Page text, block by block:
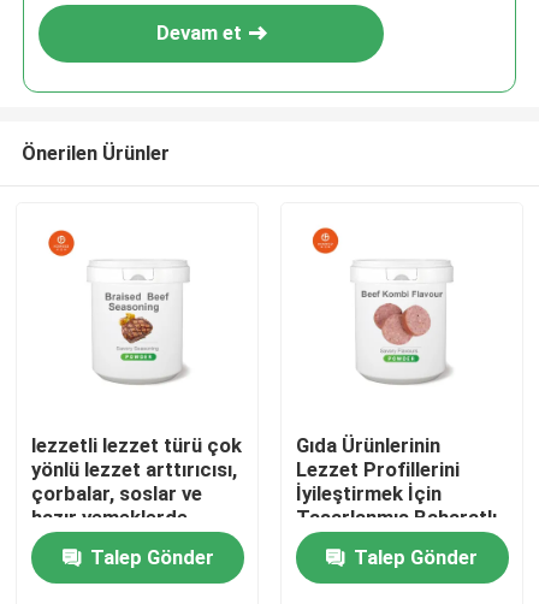
Devam et
Önerilen Ürünler
lezzetli lezzet türü çok
yönlü lezzet arttırıcısı,
çorbalar, soslar ve
hazır yemeklerde
lezzetli notları
artırmak için
mükemmel
Talep Gönder
Gıda Ürünlerinin
Lezzet Profillerini
İyileştirmek İçin
Tasarlanmış Baharatlı
Gıda Aromaları Kuru
Yerde Saklama Önerilir
Talep Gönder